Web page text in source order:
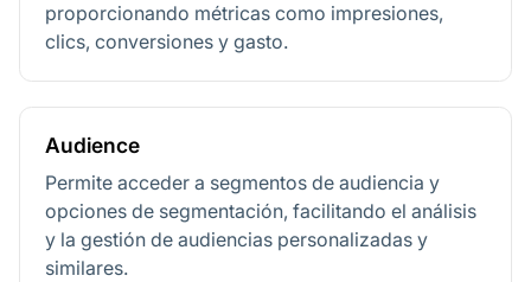
proporcionando métricas como impresiones,
clics, conversiones y gasto.
Audience
Permite acceder a segmentos de audiencia y
opciones de segmentación, facilitando el análisis
y la gestión de audiencias personalizadas y
similares.